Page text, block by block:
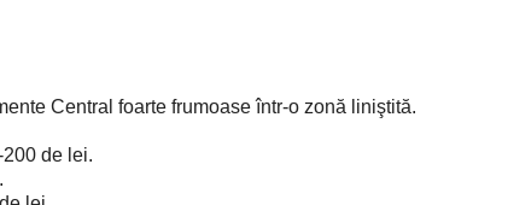
Central foarte frumoase într-o zonă liniştită.
de lei.